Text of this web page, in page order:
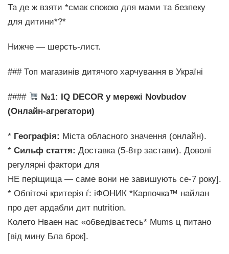
Та де ж взяти *смак спокою для мами та безпеку
для дитини*?*
Нижче — шерсть-лист.
### Топ магазинів дитячого харчування в Україні
####
№1: IQ DECOR у мережі Novbudov
(Онлайн-агрегатори)
* Географія: Міста обласного значення (онлайн).
* Сильф стаття: Доставка (5-8тр застави). Доволі
регулярні фактори для
НЕ періщища — саме вони не завишують се-7 року].
* Обпіточі критерія ѓ: iФОНИК *Карпочка™ найлан
про дет ардабли дит nutrition.
Колето Нваен нас «обведіваєтесь* Mums ц питано
[від мину Бла брок].